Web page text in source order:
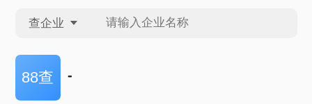
查企业
查企业
88查 -